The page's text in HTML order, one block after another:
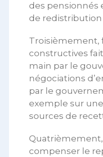
des pensionnés
de redistribution
Troisièmement,
constructives
main par le
négociations
par le
exemple sur
sources de
compenser le